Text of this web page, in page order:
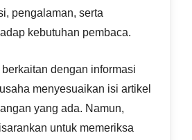
pengalaman, serta
kebutuhan pembaca.
dengan informasi
menyesuaikan isi artikel
yang ada. Namun,
untuk memeriksa